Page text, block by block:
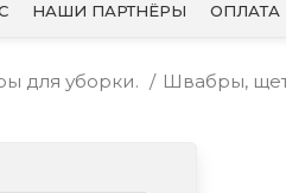
НАШИ ПАРТНЁРЫ ОПЛАТА
для уборки. Швабры,